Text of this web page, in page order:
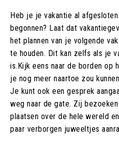
Heb je je vakantie al
begonnen? Laat dat
het plannen van je volgende
te houden. Dit kan zelfs als je
is.Kijk eens naar de borden op
je nog meer naartoe zou
Je kunt ook een gesprek
weg naar de gate. Zij
plaatsen over de hele wereld
paar verborgen juweeltjes